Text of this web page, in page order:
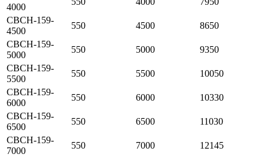
4000
СВСН-159-
4500
550 4500
8650
СВСН-159-
5000
550 5000
9350
СВСН-159-
5500
550 5500
10050
СВСН-159-
6000
550 6000
10330
СВСН-159-
6500
550 6500
11030
СВСН-159-
7000
550 7000 12145